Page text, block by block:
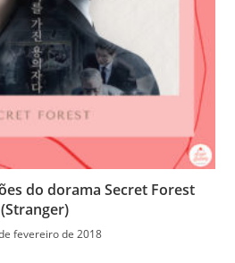
do dorama Secret Forest
(Stranger)
fevereiro de 2018